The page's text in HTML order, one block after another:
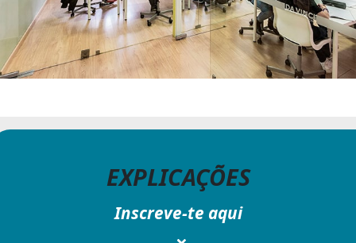
EXPLICAÇÕES
Inscreve-te aqui